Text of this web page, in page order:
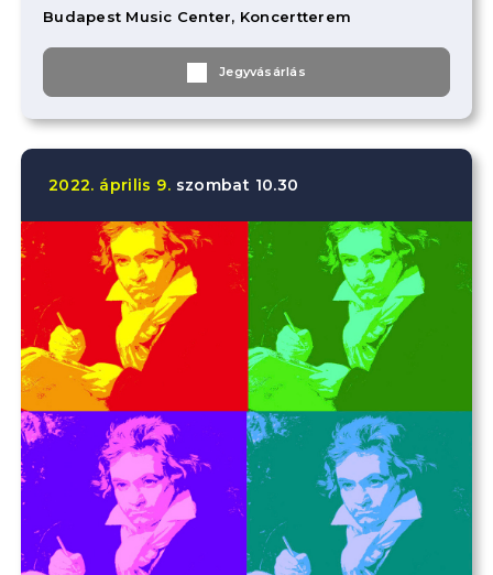
Budapest Music Center, Koncertterem
Jegyvásárlás
2022. április 9. szombat 10.30